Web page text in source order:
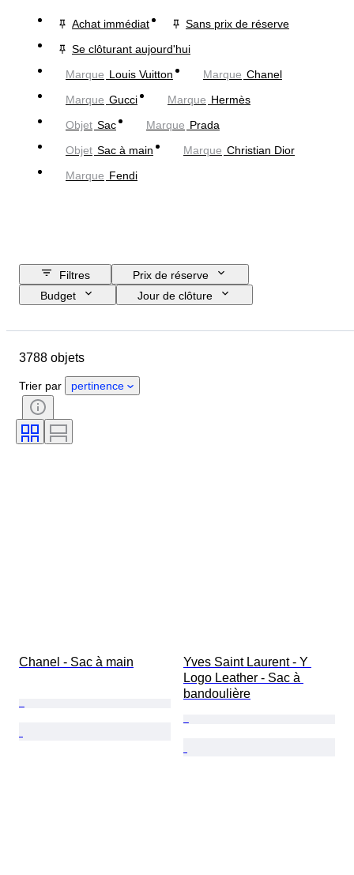
Achat immédiat
Sans prix de réserve
Se clôturant aujourd'hui
Marque Louis Vuitton Marque Chanel
Marque Gucci Marque Hermès
Objet Sac Marque Prada
Objet Sac à main Marque Christian Dior
Marque Fendi
Filtres
Prix de réserve
Budget
Jour de clôture
Pays d’origine
Genre
État
Couleur
Motif
Taille de l’article
3788 objets
Trier par pertinence
Chanel - Sac à main
Yves Saint Laurent - Y
Logo Leather - Sac à
bandoulière